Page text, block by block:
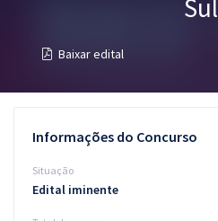
Blog
Sul
Baixar edital
Informações do Concurso
Situação
Edital iminente